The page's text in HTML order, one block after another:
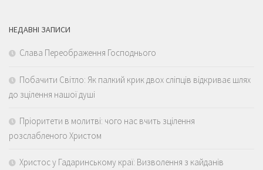
НЕДАВНІ ЗАПИСИ
Слава Переображення Господнього
Побачити Світло: Як палкий крик двох сліпців відкриває шлях
до зцілення нашої душі
Пріоритети в молитві: чого нас вчить зцілення
розслабленого Христом
Христос у Гадаринському краї: Визволення з кайданів